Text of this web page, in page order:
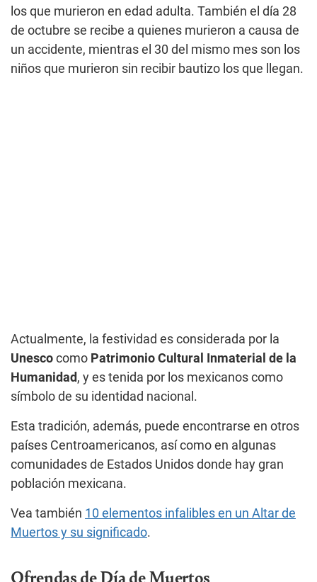
los que murieron en edad adulta. También el día 28
de octubre se recibe a quienes murieron a causa de
un accidente, mientras el 30 del mismo mes son los
niños que murieron sin recibir bautizo los que llegan.
Actualmente, la festividad es considerada por la
Unesco como Patrimonio Cultural Inmaterial de la
Humanidad , y es tenida por los mexicanos como
símbolo de su identidad nacional.
Esta tradición, además, puede encontrarse en otros
países Centroamericanos, así como en algunas
comunidades de Estados Unidos donde hay gran
población mexicana.
Vea también 10 elementos infalibles en un Altar de
Muertos y su significado.
Ofrendas de Día de Muertos